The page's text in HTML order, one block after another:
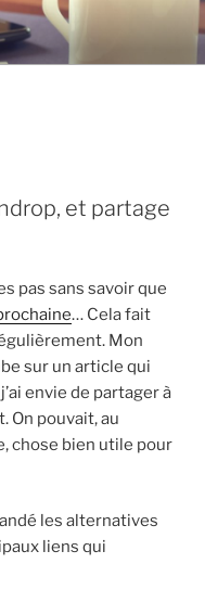
et partage
pas sans savoir que
… Cela fait
Mon
sur un article qui
envie de partager à
On pouvait, au
chose bien utile pour
les alternatives
liens qui